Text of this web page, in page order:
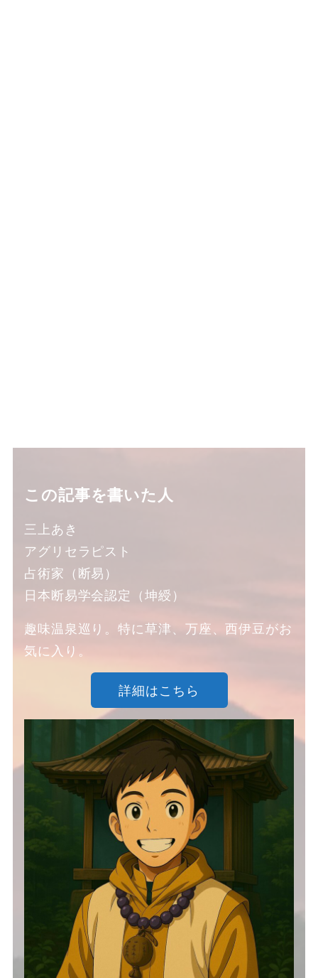
この記事を書いた人
三上あき
アグリセラピスト
占術家（断易）
日本断易学会認定（坤綬）
趣味温泉巡り。特に草津、万座、西伊豆がお
気に入り。
詳細はこちら